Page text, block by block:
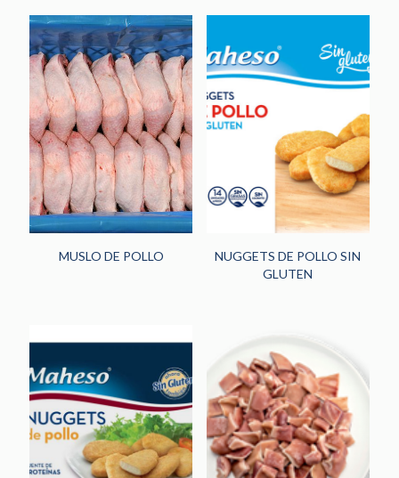
MUSLO DE POLLO
NUGGETS DE POLLO SIN
GLUTEN